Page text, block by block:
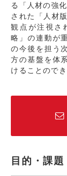
る「人材の強
された「人材
観点が注視さ
略」の連動が
の今後を担う
方の基盤を体
けることので
目的・課題